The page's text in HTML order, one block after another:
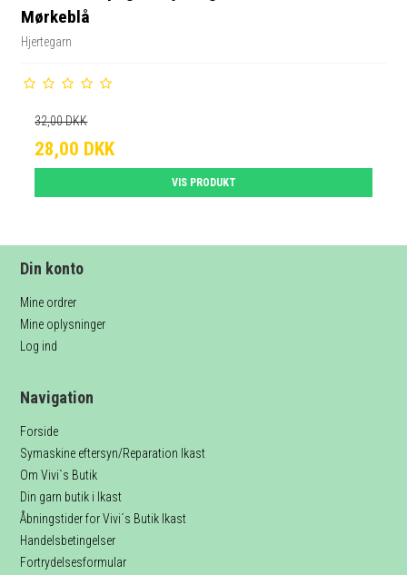
Mørkeblå
Hjertegarn
32,00 DKK
28,00 DKK
VIS PRODUKT
Din konto
Mine ordrer
Mine oplysninger
Log ind
Navigation
Forside
Symaskine eftersyn/Reparation Ikast
Om Vivi`s Butik
Din garn butik i Ikast
Åbningstider for Vivi´s Butik Ikast
Handelsbetingelser
Fortrydelsesformular